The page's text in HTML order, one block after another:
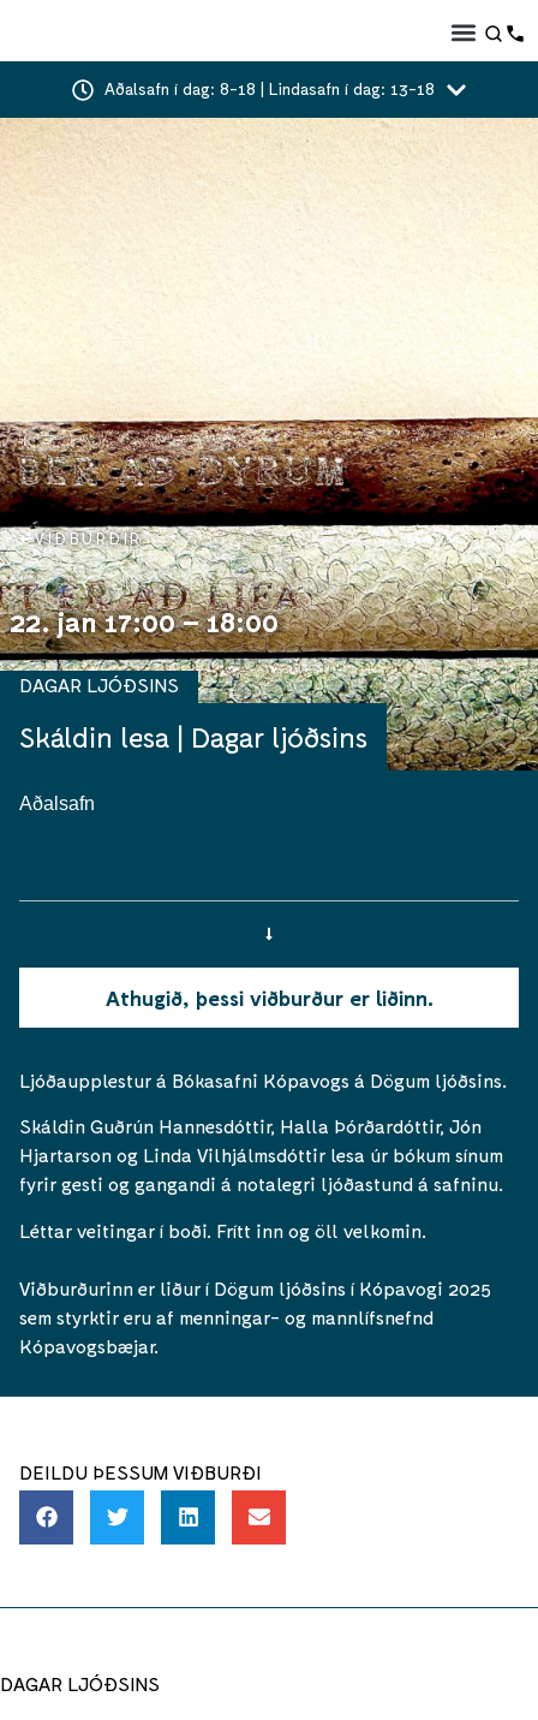
Aðalsafn í dag: 8-18 | Lindasafn í dag: 13-18
VIÐBURÐIR
22. jan 17:00 – 18:00
Skáldin lesa | Dagar ljóðsins
DAGAR LJÓÐSINS
Aðalsafn
Athugið, þessi viðburður er liðinn.
Ljóðaupplestur á Bókasafni Kópavogs á Dögum ljóðsins.
Skáldin Guðrún Hannesdóttir, Halla Þórðardóttir, Jón
Hjartarson og Linda Vilhjálmsdóttir lesa úr bókum sínum
fyrir gesti og gangandi á notalegri ljóðastund á safninu.
Léttar veitingar í boði. Frítt inn og öll velkomin.
Viðburðurinn er liður í Dögum ljóðsins í Kópavogi 2025
sem styrktir eru af menningar- og mannlífsnefnd
Kópavogsbæjar.
DEILDU ÞESSUM VIÐBURÐI
DAGAR LJÓÐSINS